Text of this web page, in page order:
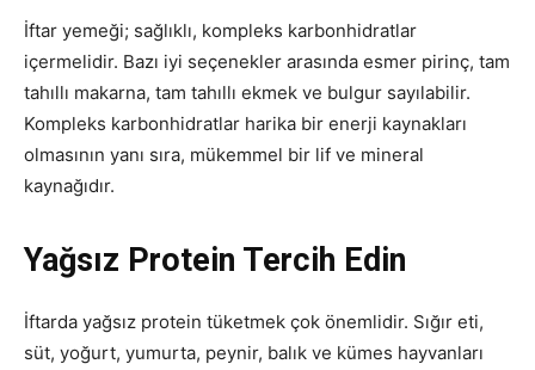
İftar yemeği; sağlıklı, kompleks karbonhidratlar
içermelidir. Bazı iyi seçenekler arasında esmer pirinç, tam
tahıllı makarna, tam tahıllı ekmek ve bulgur sayılabilir.
Kompleks karbonhidratlar harika bir enerji kaynakları
olmasının yanı sıra, mükemmel bir lif ve mineral
kaynağıdır.
Yağsız Protein Tercih Edin
İftarda yağsız protein tüketmek çok önemlidir. Sığır eti,
süt, yoğurt, yumurta, peynir, balık ve kümes hayvanları